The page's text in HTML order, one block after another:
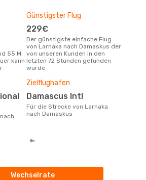
55 M.
kann
Günstigster Flug
229€
Der günstigste einfache Flug
von Larnaka nach Damaskus der
von unseren Kunden in den
letzten 72 Stunden gefunden
wurde
Zielflughafen
Damascus Intl
Für die Strecke von Larnaka
nach Damaskus
Wechselrate